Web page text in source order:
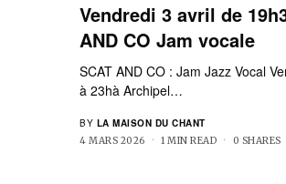
Vendredi 3 avril de
AND CO Jam vocale
SCAT AND CO : Jam Jazz Vocal
à 23hà Archipel…
BY LA MAISON DU CHANT
4 MARS 2026 1 MIN READ 0 SHARES